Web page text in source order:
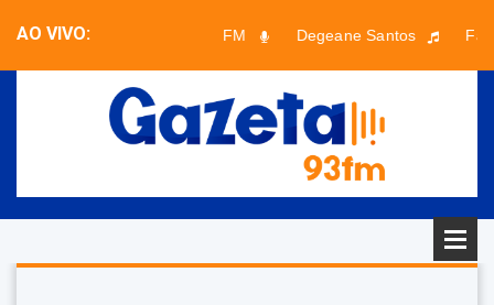
AO VIVO: Planeta FM Degeane Santos